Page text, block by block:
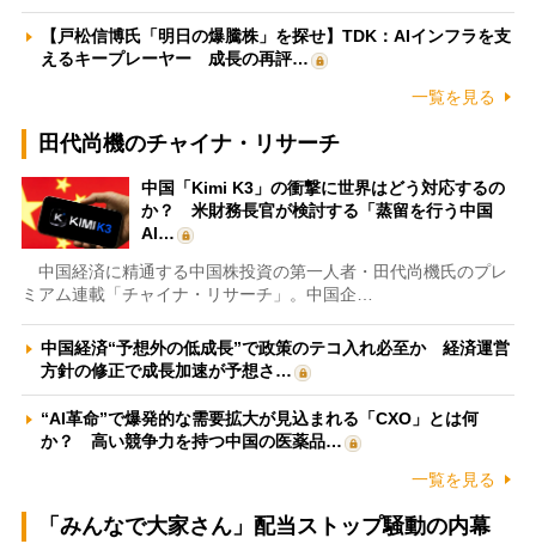
【戸松信博氏「明日の爆騰株」を探せ】TDK：AIインフラを支
えるキープレーヤー 成長の再評…
一覧を見る
田代尚機のチャイナ・リサーチ
中国「Kimi K3」の衝撃に世界はどう対応するの
か？ 米財務長官が検討する「蒸留を行う中国
AI…
中国経済に精通する中国株投資の第一人者・田代尚機氏のプレ
ミアム連載「チャイナ・リサーチ」。中国企…
中国経済“予想外の低成長”で政策のテコ入れ必至か 経済運営
方針の修正で成長加速が予想さ…
“AI革命”で爆発的な需要拡大が見込まれる「CXO」とは何
か？ 高い競争力を持つ中国の医薬品…
一覧を見る
「みんなで大家さん」配当ストップ騒動の内幕